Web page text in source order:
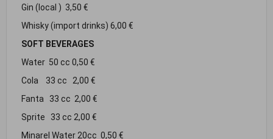
Gin (local ) 3,50 €
Whisky (import drinks) 6,00 €
SOFT BEVERAGES
Water 50 cc 0,50 €
Cola 33 cc 2,00 €
Fanta 33 cc 2,00 €
Sprite 33 cc 2,00 €
Minarel Water 20cc 0,50 €